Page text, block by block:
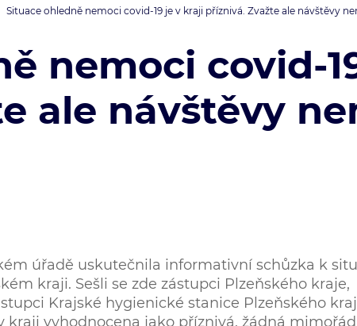
Situace ohledně nemoci covid-19 je v kraji příznivá. Zvažte ale návštěvy
nemoci covid-
ale návštěvy
úřadě uskutečnila informativní schůzka k
kraji. Sešli se zde zástupci Plzeňského kraje,
Krajské hygienické stanice Plzeňského
kraji vyhodnocena jako příznivá, žádná